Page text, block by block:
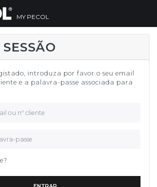
MY PECOL
introduza por favor o seu email
e a palavra-passe associada para